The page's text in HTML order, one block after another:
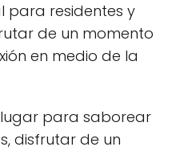
para residentes y
de un momento
en medio de la
lugar para saborear
disfrutar de un